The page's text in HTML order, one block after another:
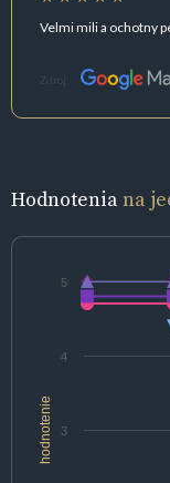
Velmi mili a ochotny
Zdroj:
Hodnoteniana
hodnotenie 3
4
5